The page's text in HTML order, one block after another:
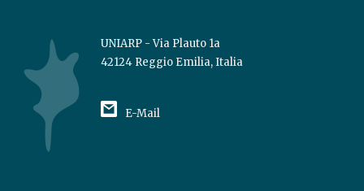
UNIARP - Via Plauto 1a
42124 Reggio Emilia, Italia
E-Mail